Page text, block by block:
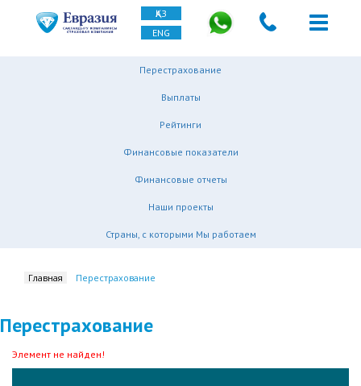
ҚАЗ
ENG
Перестрахование
Выплаты
Рейтинги
Финансовые показатели
Финансовые отчеты
Наши проекты
Страны, с которыми Мы работаем
Главная Перестрахование
Перестрахование
Элемент не найден!